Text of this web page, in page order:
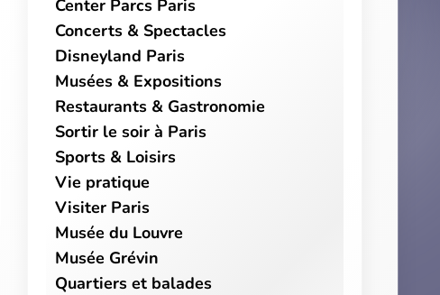
Center Parcs Paris
Concerts & Spectacles
Disneyland Paris
Musées & Expositions
Restaurants & Gastronomie
Sortir le soir à Paris
Sports & Loisirs
Vie pratique
Visiter Paris
Musée du Louvre
Musée Grévin
Quartiers et balades